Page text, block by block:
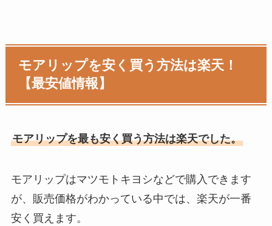
モアリップを安く買う方法は楽天！
【最安値情報】
モアリップを最も安く買う方法は楽天でした。
モアリップはマツモトキヨシなどで購入できます
が、販売価格がわかっている中では、楽天が一番
安く買えます。